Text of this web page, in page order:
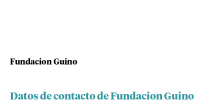
Fundacion Guino
Datos de contacto de Fundacion Guino